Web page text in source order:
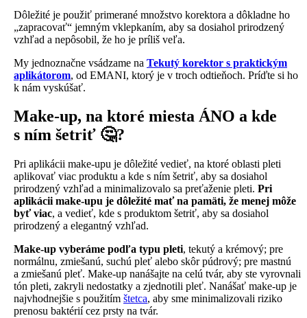
Dôležité je použiť primerané množstvo korektora a dôkladne ho
„zapracovať“ jemným vklepkaním, aby sa dosiahol prirodzený
vzhľad a nepôsobil, že ho je príliš veľa.
My jednoznačne vsádzame na Tekutý korektor s praktickým
aplikátorom, od EMANI, ktorý je v troch odtieňoch. Príďte si ho
k nám vyskúšať.
Make-up, na ktoré miesta ÁNO a kde
s ním šetriť 🤔?
Pri aplikácii make-upu je dôležité vedieť, na ktoré oblasti pleti
aplikovať viac produktu a kde s ním šetriť, aby sa dosiahol
prirodzený vzhľad a minimalizovalo sa preťaženie pleti. Pri
aplikácii make-upu je dôležité mať na pamäti, že menej môže
byť viac, a vedieť, kde s produktom šetriť, aby sa dosiahol
prirodzený a elegantný vzhľad.
Make-up vyberáme podľa typu pleti, tekutý a krémový; pre
normálnu, zmiešanú, suchú pleť alebo skôr púdrový; pre mastnú
a zmiešanú pleť. Make-up nanášajte na celú tvár, aby ste vyrovnali
tón pleti, zakryli nedostatky a zjednotili pleť. Nanášať make-up je
najvhodnejšie s použitím štetca, aby sme minimalizovali riziko
prenosu baktérií cez prsty na tvár.